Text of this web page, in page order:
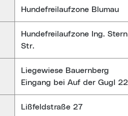
Hundefreilaufzone Blumau
Hundefreilaufzone Ing. Stern
Str.
Liegewiese Bauernberg
Eingang bei Auf der Gugl 22
Lißfeldstraße 27